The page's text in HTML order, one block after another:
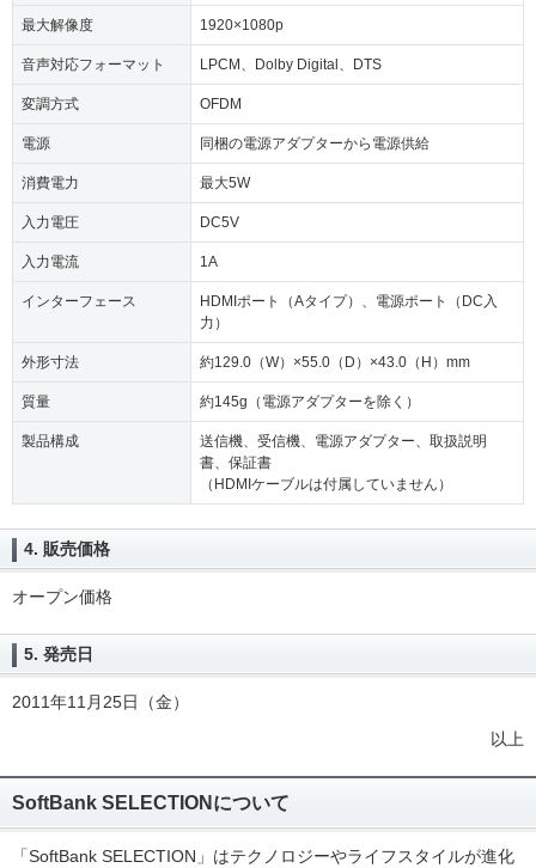
最大解像度 1920×1080p
音声対応フォーマット LPCM、Dolby Digital、DTS
変調方式 OFDM
電源 同梱の電源アダプターから電源供給
消費電力 最大5W
入力電圧 DC5V
入力電流 1A
インターフェース
HDMIポート（Aタイプ）、電源ポート（DC入
力）
外形寸法 約129.0（W）×55.0（D）×43.0（H）mm
質量 約145g（電源アダプターを除く）
製品構成
送信機、受信機、電源アダプター、取扱説明
書、保証書
（HDMIケーブルは付属していません）
4. 販売価格
オープン価格
5. 発売日
2011年11月25日（金）
以上
SoftBank SELECTIONについて
「SoftBank SELECTION」はテクノロジーやライフスタイルが進化